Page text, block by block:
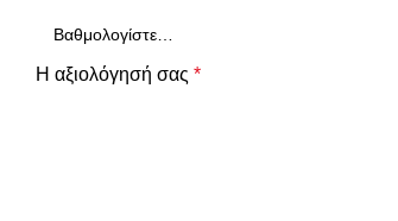
Η αξιολόγησή σας *